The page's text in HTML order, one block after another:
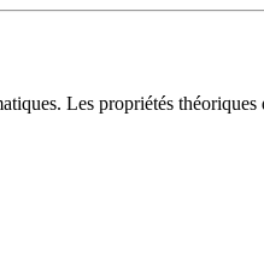
Les propriétés théoriques